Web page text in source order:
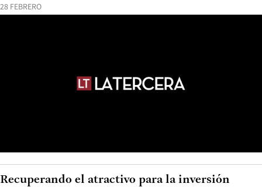
28 FEBRERO
Recuperando el atractivo para la inversión